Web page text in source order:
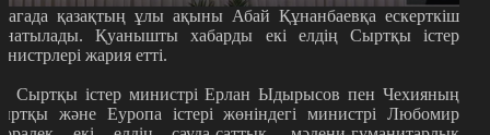
қазақтың ұлы ақыны Абай Құнанбаевқа ескерткіш
Қуанышты хабарды екі елдің Сыртқы істер
жария етті.
Сыртқы істер министрі Ерлан Ыдырысов пен Чехияның
және Еуропа істері жөніндегі министрі Любомир